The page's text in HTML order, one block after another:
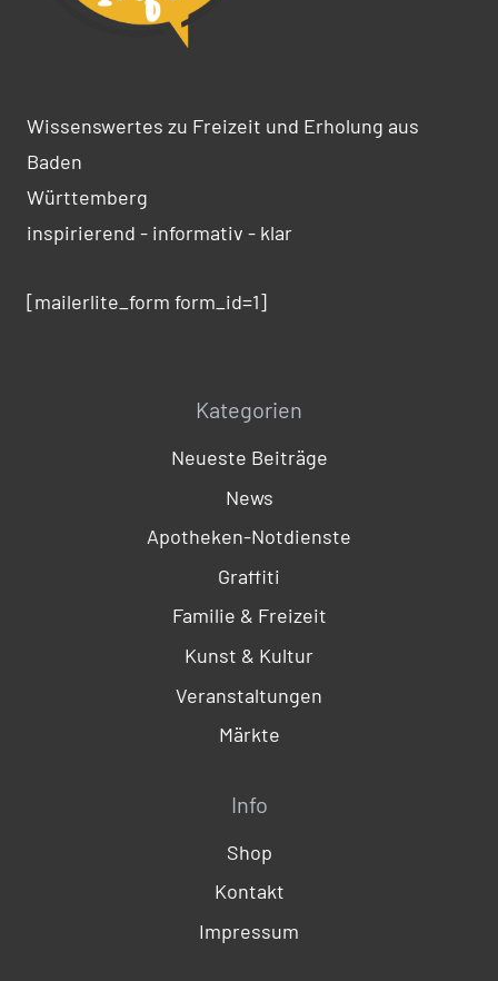
Wissenswertes zu Freizeit und Erholung aus
Baden
Württemberg
inspirierend - informativ - klar
[mailerlite_form form_id=1]
Kategorien
Neueste Beiträge
News
Apotheken-Notdienste
Graffiti
Familie & Freizeit
Kunst & Kultur
Veranstaltungen
Märkte
Info
Shop
Kontakt
Impressum